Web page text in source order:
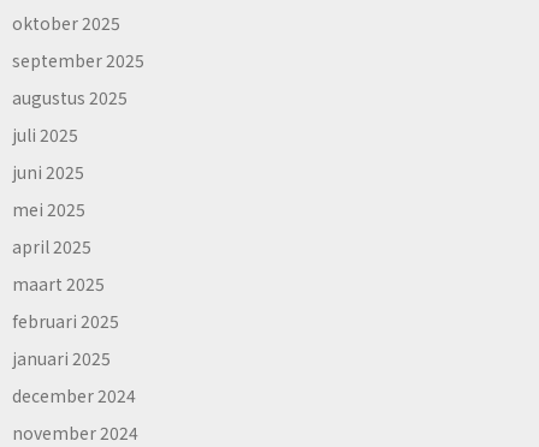
oktober 2025
september 2025
augustus 2025
juli 2025
juni 2025
mei 2025
april 2025
maart 2025
februari 2025
januari 2025
december 2024
november 2024